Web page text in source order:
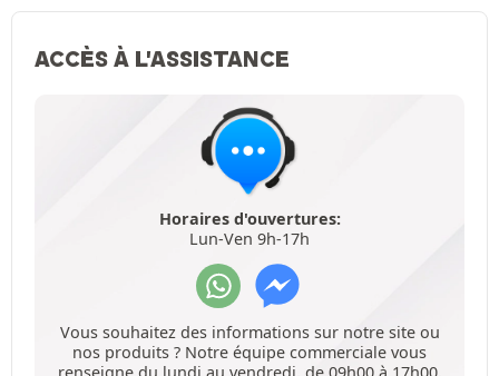
ACCÈS À L'ASSISTANCE
Horaires d'ouvertures:
Lun-Ven 9h-17h
Vous souhaitez des informations sur notre site ou
nos produits ? Notre équipe commerciale vous
renseigne du lundi au vendredi, de 09h00 à 17h00.